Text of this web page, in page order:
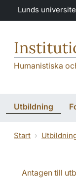
Hoppa till
Lunds
Humanistiska
Utbildning
Start
Antagen till